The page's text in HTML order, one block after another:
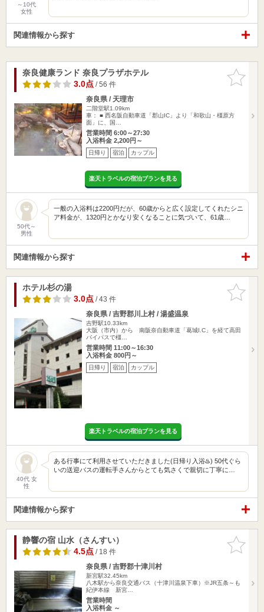
～10代
女性
関連情報から探す
お気に入
りに追加
奈良健康ランド 奈良プラザホテル
3.0点/ 56 件
奈良県 / 天理市
二階堂駅1.09km
車： ■ 西名阪自動車道「郡山IC」より「和歌山・橿原方
面」に、国…
営業時間 6:00～27:30
入浴料金 2,200円～
日帰り 宿泊 カップル
楽天トラベルの宿泊プランを見る
50代～
男性
一般の入浴料は2200円だが、60歳からと広く設定してくれたシニ
ア料金が、1320円とかなり安くなることに気づいて、61歳…
関連情報から探す
お気に入
りに追加
ホテル杉の湯
3.0点/ 43 件
奈良県 / 吉野郡川上村 / 湯盛温泉
吉野駅10.33km
大阪（市内）から 南阪奈自動車道「葛城I.C」を経て高田
バイパスで橿…
営業時間 11:00～16:30
入浴料金 800円～
日帰り 宿泊 カップル
楽天トラベルの宿泊プランを見る
40代 女
性
ある行事にて利用させていただきました(日帰り入浴♨️) 50代ぐら
いの送迎バスの運転手さんからとても気さくで親切に丁寧に…
関連情報から探す
お気に入
りに追加
静響の宿 山水（さんすい）
4.5点/ 18 件
奈良県 / 吉野郡十津川村
新宮駅32.45km
八木駅から奈良交通バス（十津川温泉下車）※JR五条～も
紀伊本線 新宮…
営業時間
入浴料金 ～